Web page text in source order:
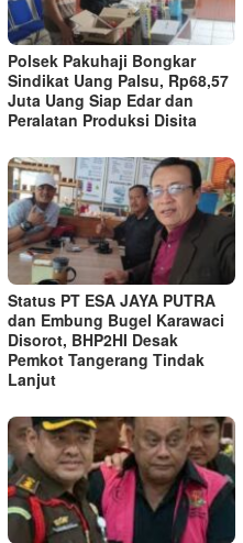
Polsek Pakuhaji Bongkar
Sindikat Uang Palsu, Rp68,57
Juta Uang Siap Edar dan
Peralatan Produksi Disita
Status PT ESA JAYA PUTRA
dan Embung Bugel Karawaci
Disorot, BHP2HI Desak
Pemkot Tangerang Tindak
Lanjut